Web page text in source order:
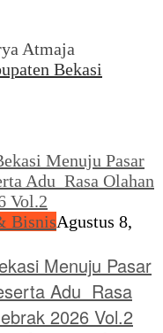
BisnisAgustus 8,
Menuju Pasar
Adu Rasa
2026 Vol.2